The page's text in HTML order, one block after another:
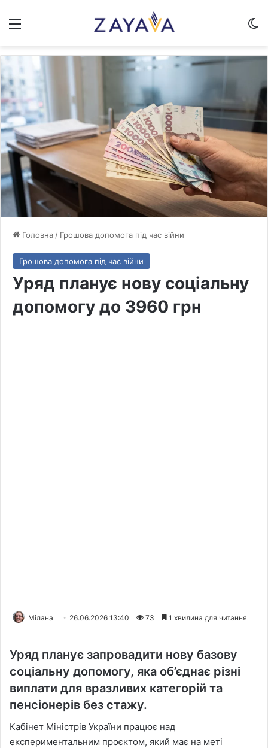
Меню
Головна / Грошова допомога під час війни
Грошова допомога під час війни
Уряд планує нову соціальну
допомогу до 3960 грн
Мілана 26.06.2026 13:40 73 1 хвилина для читання
Уряд планує запровадити нову базову
соціальну допомогу, яка об’єднає різні
виплати для вразливих категорій та
пенсіонерів без стажу.
Кабінет Міністрів України працює над
експериментальним проєктом, який має на меті